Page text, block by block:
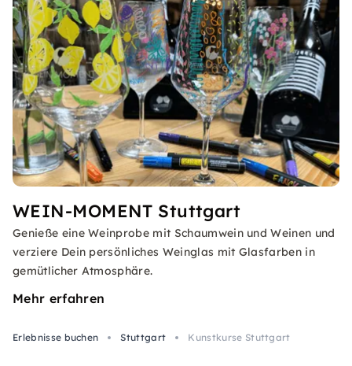
WEIN-MOMENT Stuttgart
Genieße eine Weinprobe mit Schaumwein und Weinen und
verziere Dein persönliches Weinglas mit Glasfarben in
gemütlicher Atmosphäre.
Mehr erfahren
Erlebnisse buchen Stuttgart Kunstkurse Stuttgart